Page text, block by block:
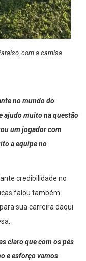
com a camisa
no mundo do
ajudo muito na questão
um jogador com
a equipe no
credibilidade no
falou também
sua carreira daqui
claro que com os pés
e esforço vamos